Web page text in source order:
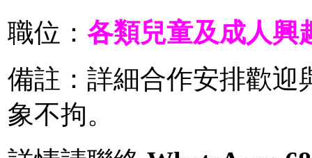
職位： 各類兒童及成人興
備註： 詳細合作安排歡迎
象不拘。